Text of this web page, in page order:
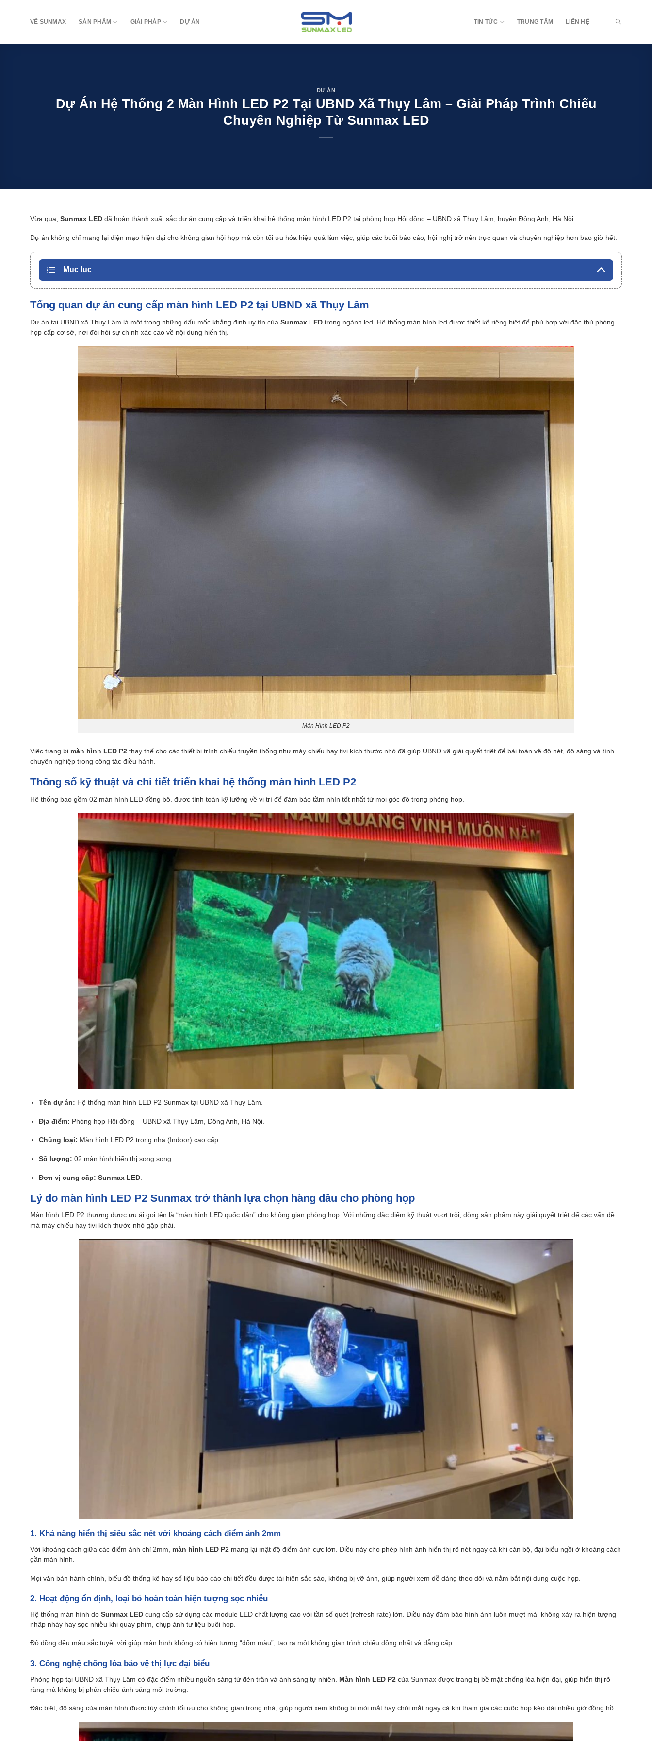
VỀ SUNMAX SẢN PHẨM GIẢI PHÁP DỰ ÁN TIN TỨC TRUNG TÂM LIÊN HỆ
DỰ ÁN
Dự Án Hệ Thống 2 Màn Hình LED P2 Tại UBND Xã Thụy Lâm – Giải Pháp Trình Chiếu
Chuyên Nghiệp Từ Sunmax LED
Vừa qua, Sunmax LED đã hoàn thành xuất sắc dự án cung cấp và triển khai hệ thống màn hình LED P2 tại phòng họp Hội đồng – UBND xã Thụy Lâm, huyện Đông Anh, Hà Nội.
Dự án không chỉ mang lại diện mạo hiện đại cho không gian hội họp mà còn tối ưu hóa hiệu quả làm việc, giúp các buổi báo cáo, hội nghị trở nên trực quan và chuyên nghiệp hơn bao giờ hết.
Mục lục
Tổng quan dự án cung cấp màn hình LED P2 tại UBND xã Thụy Lâm
Dự án tại UBND xã Thụy Lâm là một trong những dấu mốc khẳng định uy tín của Sunmax LED trong ngành led. Hệ thống màn hình led được thiết kế riêng biệt để phù hợp với đặc thù phòng
họp cấp cơ sở, nơi đòi hỏi sự chính xác cao về nội dung hiển thị.
Màn Hình LED P2
Việc trang bị màn hình LED P2 thay thế cho các thiết bị trình chiếu truyền thống như máy chiếu hay tivi kích thước nhỏ đã giúp UBND xã giải quyết triệt để bài toán về độ nét, độ sáng và tính
chuyên nghiệp trong công tác điều hành.
Thông số kỹ thuật và chi tiết triển khai hệ thống màn hình LED P2
Hệ thống bao gồm 02 màn hình LED đồng bộ, được tính toán kỹ lưỡng về vị trí để đảm bảo tầm nhìn tốt nhất từ mọi góc độ trong phòng họp.
Tên dự án: Hệ thống màn hình LED P2 Sunmax tại UBND xã Thụy Lâm.
Địa điểm: Phòng họp Hội đồng – UBND xã Thụy Lâm, Đông Anh, Hà Nội.
Chủng loại: Màn hình LED P2 trong nhà (Indoor) cao cấp.
Số lượng: 02 màn hình hiển thị song song.
Đơn vị cung cấp: Sunmax LED.
Lý do màn hình LED P2 Sunmax trở thành lựa chọn hàng đầu cho phòng họp
Màn hình LED P2 thường được ưu ái gọi tên là “màn hình LED quốc dân” cho không gian phòng họp. Với những đặc điểm kỹ thuật vượt trội, dòng sản phẩm này giải quyết triệt để các vấn đề
mà máy chiếu hay tivi kích thước nhỏ gặp phải.
1. Khả năng hiển thị siêu sắc nét với khoảng cách điểm ảnh 2mm
Với khoảng cách giữa các điểm ảnh chỉ 2mm, màn hình LED P2 mang lại mật độ điểm ảnh cực lớn. Điều này cho phép hình ảnh hiển thị rõ nét ngay cả khi cán bộ, đại biểu ngồi ở khoảng cách
gần màn hình.
Mọi văn bản hành chính, biểu đồ thống kê hay số liệu báo cáo chi tiết đều được tái hiện sắc sảo, không bị vỡ ảnh, giúp người xem dễ dàng theo dõi và nắm bắt nội dung cuộc họp.
2. Hoạt động ổn định, loại bỏ hoàn toàn hiện tượng sọc nhiễu
Hệ thống màn hình do Sunmax LED cung cấp sử dụng các module LED chất lượng cao với tần số quét (refresh rate) lớn. Điều này đảm bảo hình ảnh luôn mượt mà, không xảy ra hiện tượng
nhấp nháy hay sọc nhiễu khi quay phim, chụp ảnh tư liệu buổi họp.
Độ đồng đều màu sắc tuyệt vời giúp màn hình không có hiện tượng “đốm màu”, tạo ra một không gian trình chiếu đồng nhất và đẳng cấp.
3. Công nghệ chống lóa bảo vệ thị lực đại biểu
Phòng họp tại UBND xã Thụy Lâm có đặc điểm nhiều nguồn sáng từ đèn trần và ánh sáng tự nhiên. Màn hình LED P2 của Sunmax được trang bị bề mặt chống lóa hiện đại, giúp hiển thị rõ
ràng mà không bị phản chiếu ánh sáng môi trường.
Đặc biệt, độ sáng của màn hình được tùy chỉnh tối ưu cho không gian trong nhà, giúp người xem không bị mỏi mắt hay chói mắt ngay cả khi tham gia các cuộc họp kéo dài nhiều giờ đồng hồ.